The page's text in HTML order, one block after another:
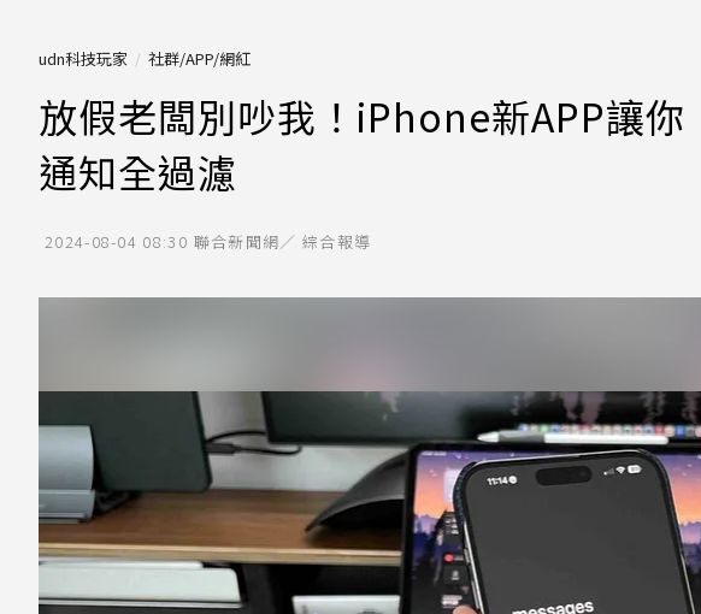
udn科技玩家 社群/APP/網紅
放假老闆別吵我！iPhone新APP讓
通知全過濾
2024-08-04 08:30 聯合新聞網／ 綜合報導